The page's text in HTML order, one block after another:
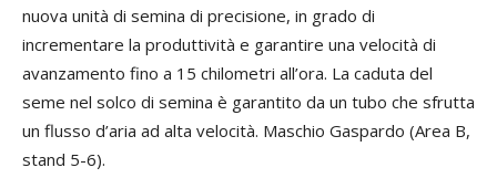
nuova unità di semina di precisione, in grado di
incrementare la produttività e garantire una velocità di
avanzamento fino a 15 chilometri all’ora. La caduta del
seme nel solco di semina è garantito da un tubo che sfrutta
un flusso d’aria ad alta velocità. Maschio Gaspardo (Area B,
stand 5-6).